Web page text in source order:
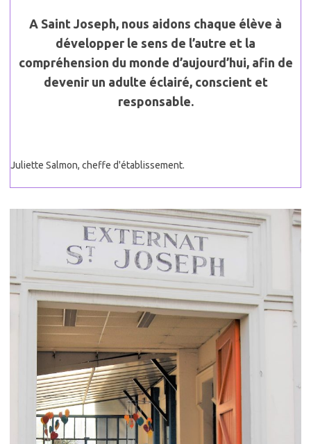
A Saint Joseph, nous aidons chaque élève à
développer le sens de l’autre et la
compréhension du monde d’aujourd’hui, afin de
devenir un adulte éclairé, conscient et
responsable.
Juliette Salmon, cheffe d'établissement.